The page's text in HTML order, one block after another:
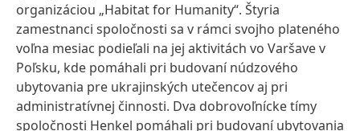
organizáciou „Habitat for Humanity“. Štyria
zamestnanci spoločnosti sa v rámci svojho plateného
voľna mesiac podieľali na jej aktivitách vo Varšave v
Poľsku, kde pomáhali pri budovaní núdzového
ubytovania pre ukrajinských utečencov aj pri
administratívnej činnosti. Dva dobrovoľnícke tímy
spoločnosti Henkel pomáhali pri budovaní ubytovania